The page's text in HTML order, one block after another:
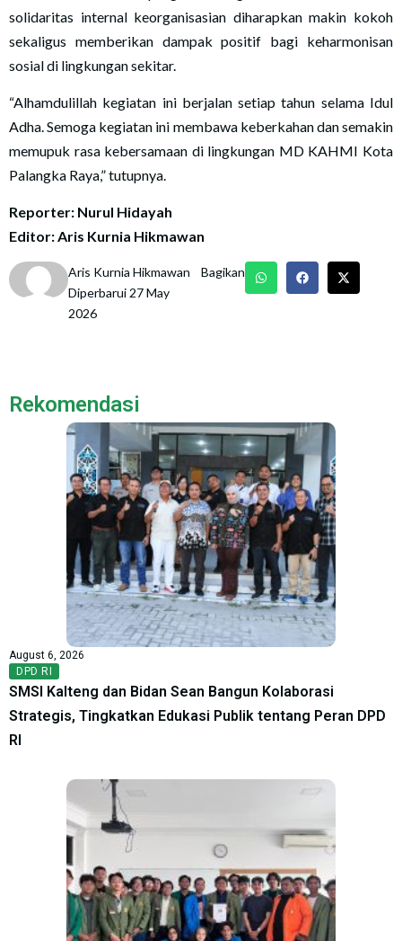
solidaritas internal keorganisasian diharapkan makin kokoh
sekaligus memberikan dampak positif bagi keharmonisan
sosial di lingkungan sekitar.
“Alhamdulillah kegiatan ini berjalan setiap tahun selama Idul
Adha. Semoga kegiatan ini membawa keberkahan dan semakin
memupuk rasa kebersamaan di lingkungan MD KAHMI Kota
Palangka Raya,” tutupnya.
Reporter: Nurul Hidayah
Editor: Aris Kurnia Hikmawan
Aris Kurnia Hikmawan
Diperbarui 27 May
2026
Bagikan
Rekomendasi
August 6, 2026
DPD RI
SMSI Kalteng dan Bidan Sean Bangun Kolaborasi
Strategis, Tingkatkan Edukasi Publik tentang Peran DPD
RI